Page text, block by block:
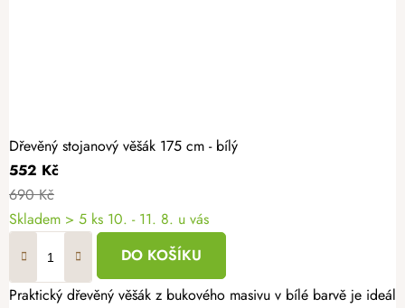
Dřevěný stojanový věšák 175 cm - bílý
552 Kč
690 Kč
Skladem > 5 ks 10. - 11. 8. u vás
DO KOŠÍKU
Praktický dřevěný věšák z bukového masivu v bílé barvě je